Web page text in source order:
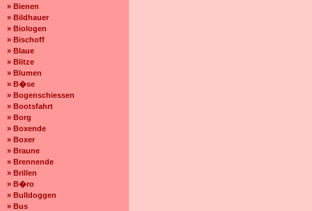
» Bienen
» Bildhauer
» Biologen
» Bischoff
» Blaue
» Blitze
» Blumen
» B�se
» Bogenschiessen
» Bootsfahrt
» Borg
» Boxende
» Boxer
» Braune
» Brennende
» Brillen
» B�ro
» Bulldoggen
» Bus